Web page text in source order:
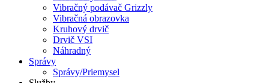
Vibračný podávač Grizzly
Vibračná obrazovka
Kruhový drvič
Drvič VSI
Náhradný
Správy
Správy/Priemysel